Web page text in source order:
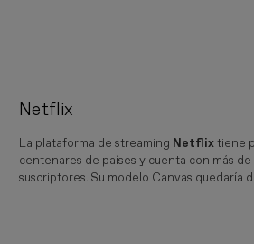
Netflix
La plataforma de streaming Netflixtiene
centenares de países y cuenta con más
suscriptores. Su modelo Canvas quedaría